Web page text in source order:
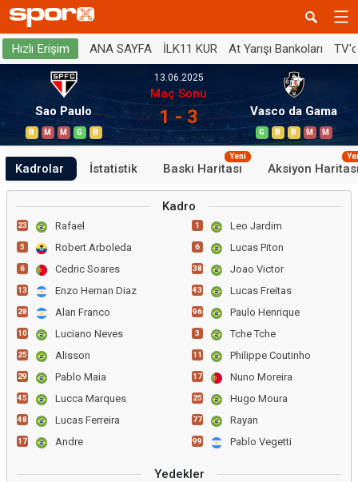
Hızlı Erişim ANA SAYFA İLK11 KUR At Yarışı Bankoları
Sao Paulo
B M M G B
13.06.2025
Maç Sonu
1 - 3 Vasco da Gama
G B B M M
Kadrolar İstatistik Baskı Haritası
Yeni
Aksiyon
Kadro
23 Rafael
5 Robert Arboleda
6 Cedric Soares
13 Enzo Hernan Diaz
28 Alan Franco
10 Luciano Neves
25 Alisson
29 Pablo Maia
45 Lucca Marques
48 Lucas Ferreira
17 Andre
1 Leo Jardim
6 Lucas Piton
38 Joao Victor
43 Lucas Freitas
96 Paulo Henrique
3 Tche Tche
11 Philippe Coutinho
17 Nuno Moreira
25 Hugo Moura
77 Rayan
99 Pablo Vegetti
Yedekler